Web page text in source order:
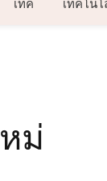
เทค เทคโนโ
ม่